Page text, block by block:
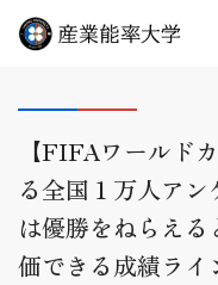
【FIFAワールド
る全国１万人ア
は優勝をねらえ
価できる成績ラ